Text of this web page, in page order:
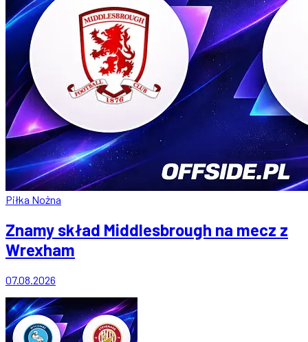
Piłka Nożna
Znamy skład Middlesbrough na mecz z
Wrexham
07.08.2026